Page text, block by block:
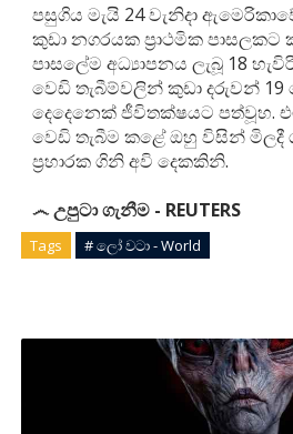
පසුගිය මැයි 24 වැනිදා
කුඩා නගරයක ප්‍රාථමික පාසලකට
පාසලේම අධ්‍යාපනය ලැබූ 18
වෙඩි තැබීම්වලින් කුඩා දරුවන්
දෙදෙනෙක් ජීවිතක්ෂයට පත්වූහ.
වෙඩි තැබීම කළේ ඔහු විසින් මිලදී
ප්‍රහාරක ගිනි අවි දෙකකිනි.
෴ උපුටා ගැනීම - REUTERS
Tags # ලෝ වටා - World